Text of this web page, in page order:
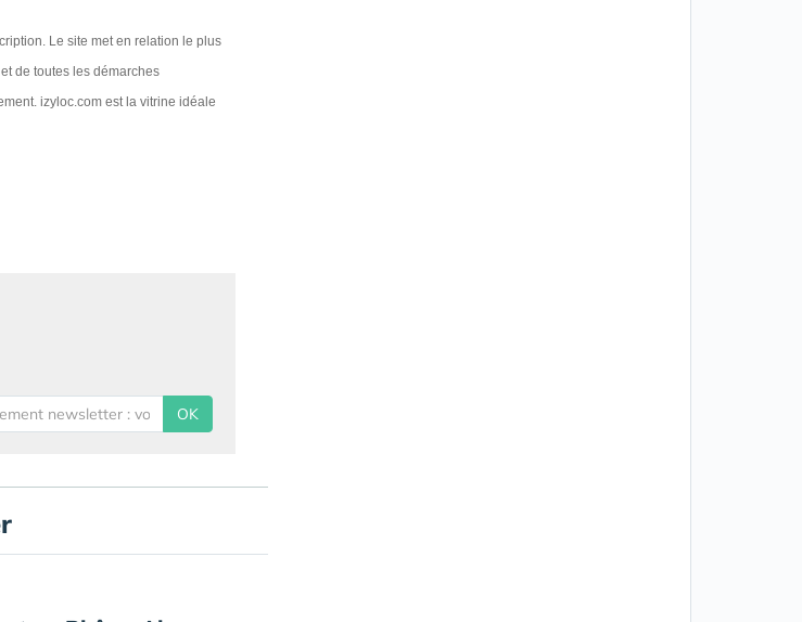
Le site met en relation le plus
de toutes les démarches
izyloc.com est la vitrine idéale
OK